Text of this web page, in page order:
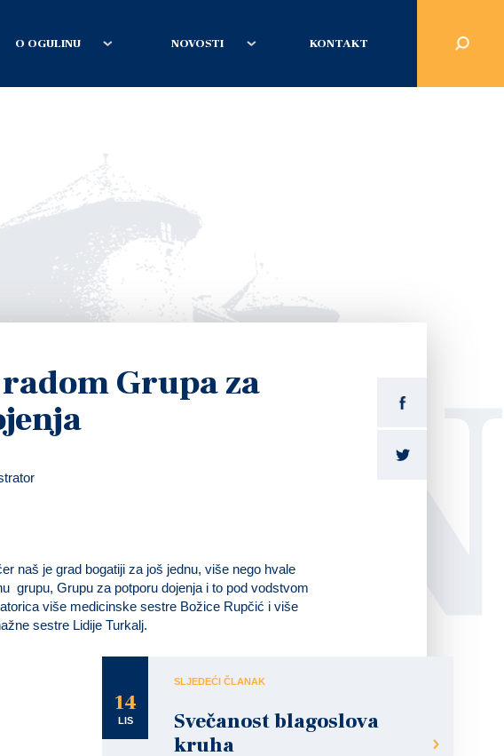
O OGULINU NOVOSTI KONTAKT
Grupa za
naš je grad bogatiji za još jednu, više nego hvale
grupu, Grupu za potporu dojenja i to pod vodstvom
više medicinske sestre Božice Rupčić i više
sestre Lidije Turkalj.
14
LIS
SLJEDEĆI ČLANAK
Svečanost blagoslova
kruha